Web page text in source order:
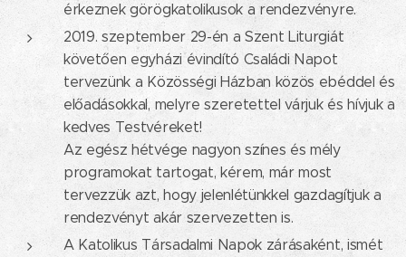
érkeznek görögkatolikusok a rendezvényre.
2019. szeptember 29-én a Szent Liturgiát
követően egyházi évindító Családi Napot
tervezünk a Közösségi Házban közös ebéddel és
előadásokkal, melyre szeretettel várjuk és hívjuk a
kedves Testvéreket!
Az egész hétvége nagyon színes és mély
programokat tartogat, kérem, már most
tervezzük azt, hogy jelenlétünkkel gazdagítjuk a
rendezvényt akár szervezetten is.
A Katolikus Társadalmi Napok zárásaként, ismét